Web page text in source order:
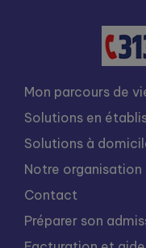
Mon parcours de
Solutions en
Solutions à
Notre organisation
Contact
Préparer son